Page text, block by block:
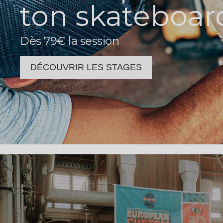
ton
Dès 79€ la session
DÉCOUVRIR LES STAGES